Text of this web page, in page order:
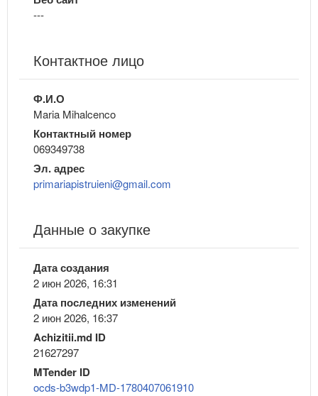
---
Контактное лицо
Ф.И.О
Maria Mihalcenco
Контактный номер
069349738
Эл. адрес
primariapistruieni@gmail.com
Данные о закупке
Дата создания
2 июн 2026, 16:31
Дата последних изменений
2 июн 2026, 16:37
Achizitii.md ID
21627297
MTender ID
ocds-b3wdp1-MD-1780407061910